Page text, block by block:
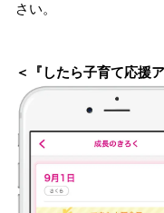
さい。
＜『したら子育て応援